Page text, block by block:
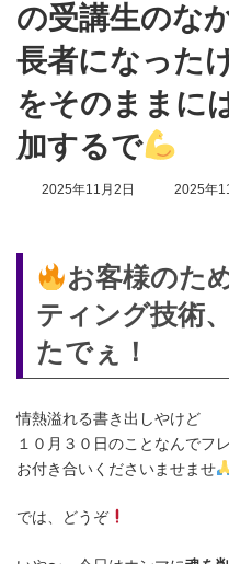
の受講生のな
長者になった
をそのままに
加するで
2025年11月2日
最
時
2025年
お客様のた
ティング技術
たでぇ！
情熱溢れる書き出しやけど
１０月３０日のことなんでフ
お付き合いくださいませませ
では、どうぞ